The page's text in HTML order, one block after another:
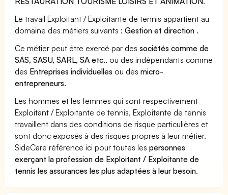
Le travail Exploitant / Exploitante de tennis appartient au
domaine des métiers suivants :Gestion et direction .
Ce métier peut être exercé par dessociétés comme de
SAS, SASU, SARL, SA etc.. ou des indépendants comme
des Entreprises individuelles ou desmicro-
entrepreneurs.
Les hommes et les femmes qui sont respectivement
Exploitant / Exploitante de tennis, Exploitante de tennis
travaillent dans des conditions de risque particulières et
sont donc exposés à des risques propres à leur métier.
SideCare référence ici pour toutes lespersonnes
exerçant la profession de Exploitant / Exploitante de
tennis les assurances les plus adaptées à leur besoin.